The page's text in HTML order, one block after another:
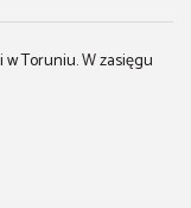
Toruniu. W zasięgu